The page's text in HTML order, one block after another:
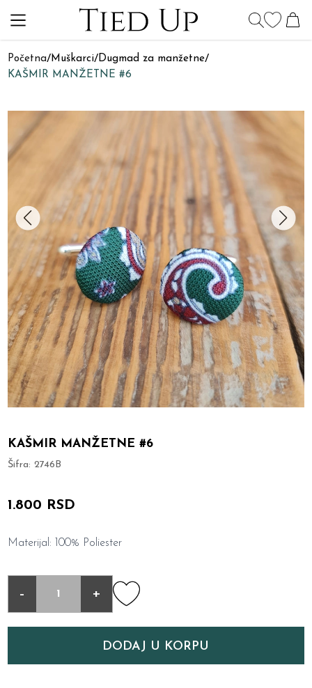
Početna/Muškarci/Dugmad za manžetne/
KAŠMIR MANŽETNE #6
KAŠMIR MANŽETNE #6
Šifra:2746B
1.800 RSD
Materijal: 100% Poliester
- +
DODAJ U KORPU